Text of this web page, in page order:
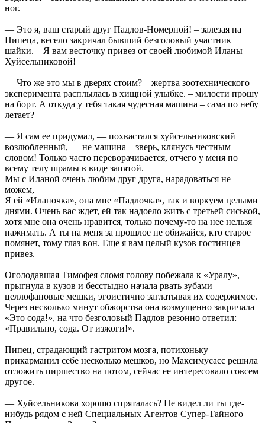
ног.
— Это я, ваш старый друг Падлов-Номерной! – залезая на
Пипеца, весело закричал бывший безголовый участник
шайки. – Я вам весточку привез от своей любимой Иланы
Хуйсельниковой!
— Что же это мы в дверях стоим? – жертва зоотехнического
эксперимента расплылась в хищной улыбке. – милости прошу
на борт. А откуда у тебя такая чудесная машина – сама по небу
летает?
— Я сам ее придумал, — похвастался хуйсельниковский
возлюбленный, — не машина – зверь, клянусь честным
словом! Только часто переворачивается, отчего у меня по
всему телу шрамы в виде запятой.
Мы с Иланой очень любим друг друга, нарадоваться не
можем,
Я ей «Иланочка», она мне «Падлочка», так и воркуем целыми
днями. Очень вас ждет, ей так надоело жить с третьей сиськой,
хотя мне она очень нравится, только почему-то на нее нельзя
нажимать. А ты на меня за прошлое не обижайся, кто старое
помянет, тому глаз вон. Еще я вам целый кузов гостинцев
привез.
Оголодавшая Тимофея сломя голову побежала к «Уралу»,
прыгнула в кузов и бесстыдно начала рвать зубами
целлофановые мешки, эгоистично заглатывая их содержимое.
Через несколько минут обжорства она возмущенно закричала
«Это сода!», на что безголовый Падлов резонно ответил:
«Правильно, сода. От изжоги!».
Пипец, страдающий гастритом мозга, потихоньку
прикарманил себе несколько мешков, но Максимусасс решила
отложить пиршество на потом, сейчас ее интересовало совсем
другое.
— Хуйсельникова хорошо спряталась? Не видел ли ты где-
нибудь рядом с ней Специальных Агентов Супер-Тайного